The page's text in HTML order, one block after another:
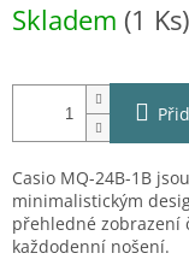
cena:
Skladem (1 Ks)
Casio MQ-24B-1B
minimalistickým
přehledné
každodenní nošení.